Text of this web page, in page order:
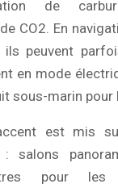
de
CO2. En
peuvent
en mode
sous-marin pour
est mis
: salons
pour les